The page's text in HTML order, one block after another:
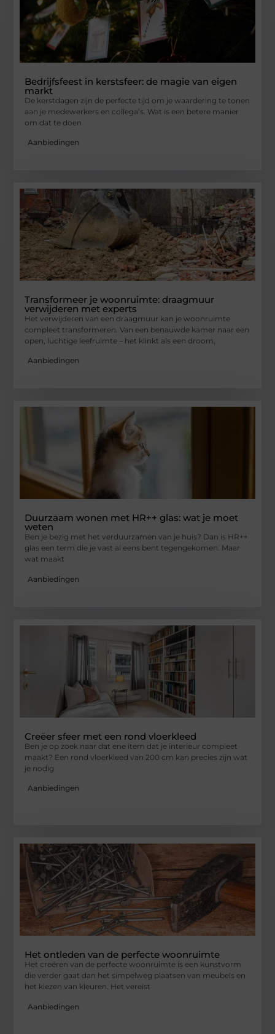
Bedrijfsfeest in kerstsfeer: de magie van eigen
markt
De kerstdagen zijn de perfecte tijd om je waardering te tonen
aan je medewerkers en collega’s. Wat is een betere manier
om dat te doen
Aanbiedingen
Transformeer je woonruimte: draagmuur
verwijderen met experts
Het verwijderen van een draagmuur kan je woonruimte
compleet transformeren. Van een benauwde kamer naar een
open, luchtige leefruimte – het klinkt als een droom,
Aanbiedingen
Duurzaam wonen met HR++ glas: wat je moet
weten
Ben je bezig met het verduurzamen van je huis? Dan is HR++
glas een term die je vast al eens bent tegengekomen. Maar
wat maakt
Aanbiedingen
Creëer sfeer met een rond vloerkleed
Ben je op zoek naar dat ene item dat je interieur compleet
maakt? Een rond vloerkleed van 200 cm kan precies zijn wat
je nodig
Aanbiedingen
Het ontleden van de perfecte woonruimte
Het creëren van de perfecte woonruimte is een kunstvorm
die verder gaat dan het simpelweg plaatsen van meubels en
het kiezen van kleuren. Het vereist
Aanbiedingen